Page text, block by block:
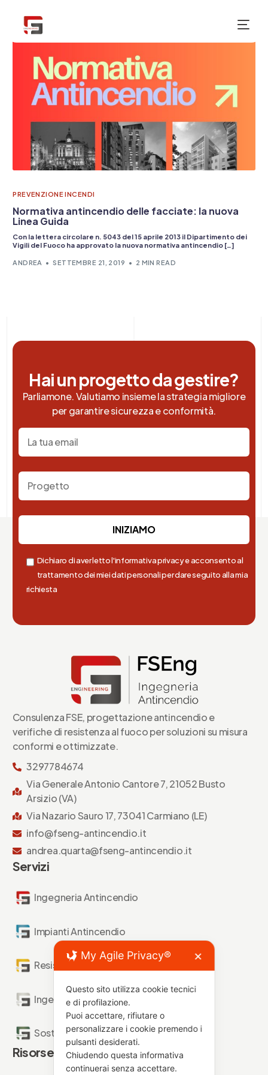
PREVENZIONE INCENDI
Normativa antincendio delle facciate: la nuova
Linea Guida
Con la lettera circolare n. 5043 del 15 aprile 2013 il Dipartimento dei
Vigili del Fuoco ha approvato la nuova normativa antincendio […]
ANDREA SETTEMBRE 21, 2019 2 MIN READ
Hai un progetto da gestire?
Parliamone. Valutiamo insieme la strategia migliore
per garantire sicurezza e conformità.
Dichiaro di aver letto l'informativa privacy e acconsento al
trattamento dei miei dati personali per dare seguito alla mia
richiesta
Consulenza FSE, progettazione antincendio e
verifiche di resistenza al fuoco per soluzioni su misura
conformi e ottimizzate.
3297784674
Via Generale Antonio Cantore 7, 21052 Busto
Arsizio (VA)
Via Nazario Sauro 17, 73041 Carmiano (LE)
info@fseng-antincendio.it
andrea.quarta@fseng-antincendio.it
Servizi
Ingegneria Antincendio
Impianti Antincendio
Resistenza al Fuoco
Ingegneria Forense
Sostenibilità Antincendio
Risorse
NUOVO
My Agile Privacy® ✕
Questo sito utilizza cookie tecnici
e di profilazione.
Puoi accettare, rifiutare o
personalizzare i cookie premendo i
pulsanti desiderati.
Chiudendo questa informativa
continuerai senza accettare.